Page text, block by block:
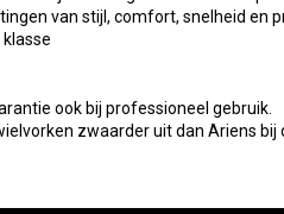
van stijl, comfort, snelheid
ook bij professioneel gebruik.
zwaarder uit dan Ariens bij